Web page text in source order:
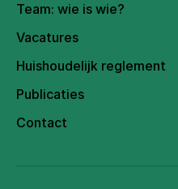
Team: wie is wie?
Vacatures
Huishoudelijk reglement
Publicaties
Contact